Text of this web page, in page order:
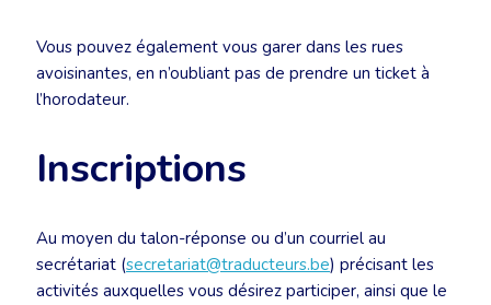
Vous pouvez également vous garer dans les rues
avoisinantes, en n’oubliant pas de prendre un ticket à
l’horodateur.
Inscriptions
Au moyen du talon-réponse ou d’un courriel au
secrétariat (secretariat@traducteurs.be) précisant les
activités auxquelles vous désirez participer, ainsi que le